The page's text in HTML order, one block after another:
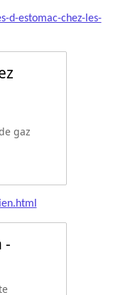
d-estomac-chez-les-
gaz
-